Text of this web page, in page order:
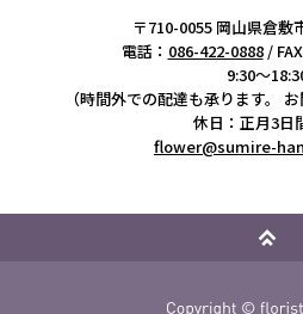
〒710-0055 岡山県倉敷
電話： 086-422-0888/
9:30～
（時間外での配達も承ります。
休日：正月3日
flower@sumire-